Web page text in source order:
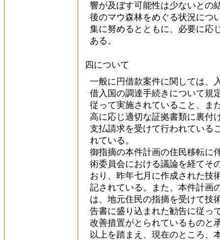
響が及ぼす可能性は少ないとの
後のマウ森林をめぐる状況につ
集に努めるとともに、必要に応
ある。
四について
一般に円借款案件に関しては、
借入国の調達手続きについて規
従って実施されていること、ま
高に応じ適切な証拠書類に裏付
支払請求を受けて行われている
れている。
御指摘の本件計画の住民移転に
術委員会における議論を経てそ
おり、昨年七月に作成された技
記されている。また、本件計画
は、地元住民の指摘を受けて技
告書に盛り込まれた勧告に従っ
改善措置がとられているものと
以上を踏まえ、現在のところ、